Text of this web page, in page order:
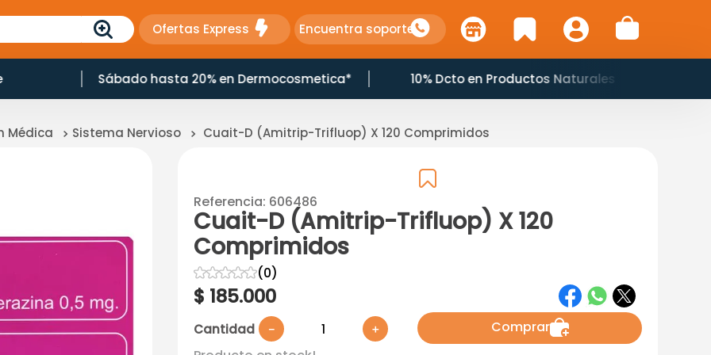
Ofertas Express Encuentra soporte
Sábado hasta 20% en Dermocosmetica* 10% Dcto en Productos Naturales
Médica Sistema Nervioso Cuait-D (Amitrip-Trifluop) X 120 Comprimidos
Referencia: 606486
Cuait-D (Amitrip-Trifluop) X 120
Comprimidos
☆☆☆☆☆(0)
$ 185.000
Cantidad ＋
－
Comprar